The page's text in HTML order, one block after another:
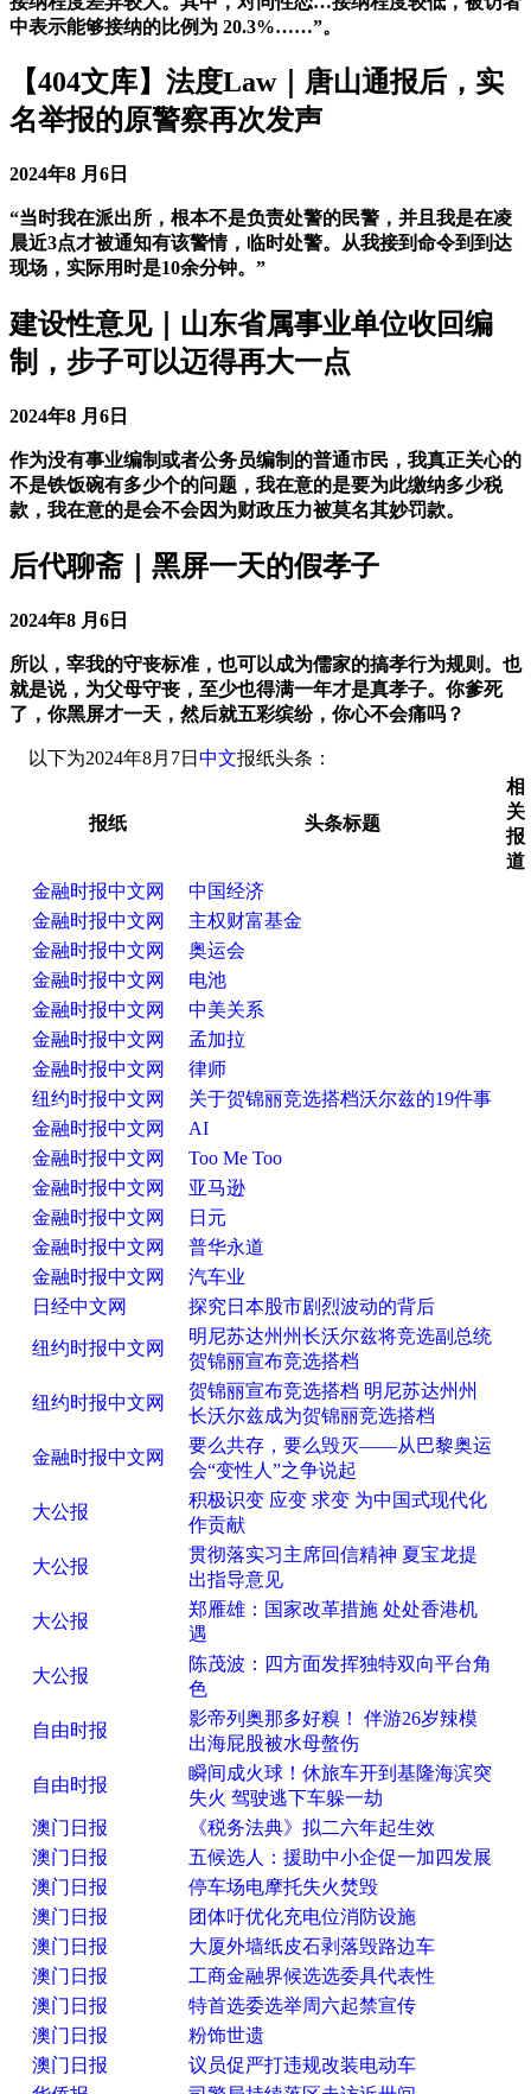
中表示能够接纳的比例为 20.3%……”。
【404文库】法度Law｜唐山通报后，实
名举报的原警察再次发声
2024年8 月6日
“当时我在派出所，根本不是负责处警的民警，并且我是在凌
晨近3点才被通知有该警情，临时处警。从我接到命令到到达
现场，实际用时是10余分钟。”
建设性意见｜山东省属事业单位收回编
制，步子可以迈得再大一点
2024年8 月6日
作为没有事业编制或者公务员编制的普通市民，我真正关心的
不是铁饭碗有多少个的问题，我在意的是要为此缴纳多少税
款，我在意的是会不会因为财政压力被莫名其妙罚款。
后代聊斋｜黑屏一天的假孝子
2024年8 月6日
所以，宰我的守丧标准，也可以成为儒家的搞孝行为规则。也
就是说，为父母守丧，至少也得满一年才是真孝子。你爹死
了，你黑屏才一天，然后就五彩缤纷，你心不会痛吗？
以下为2024年8月7日 中文报纸头条：
报纸 头条标题
相
关
报
道
金融时报中文网
中国经济
金融时报中文网
主权财富基金
金融时报中文网
奥运会
金融时报中文网
电池
金融时报中文网
中美关系
金融时报中文网
孟加拉
金融时报中文网
律师
纽约时报中文网
关于贺锦丽竞选搭档沃尔兹的19件事
金融时报中文网
AI
金融时报中文网
Too Me Too
金融时报中文网
亚马逊
金融时报中文网
日元
金融时报中文网
普华永道
金融时报中文网
汽车业
日经中文网
探究日本股市剧烈波动的背后
纽约时报中文网
明尼苏达州州长沃尔兹将竞选副总统
贺锦丽宣布竞选搭档
纽约时报中文网
贺锦丽宣布竞选搭档 明尼苏达州州
长沃尔兹成为贺锦丽竞选搭档
金融时报中文网
要么共存，要么毁灭——从巴黎奥运
会“变性人”之争说起
大公报
积极识变 应变 求变 为中国式现代化
作贡献
大公报
贯彻落实习主席回信精神 夏宝龙提
出指导意见
大公报
郑雁雄：国家改革措施 处处香港机
遇
大公报
陈茂波：四方面发挥独特双向平台角
色
自由时报
影帝列奥那多好糗！ 伴游26岁辣模
出海屁股被水母螫伤
自由时报
瞬间成火球！休旅车开到基隆海滨突
失火 驾驶逃下车躲一劫
澳门日报
《税务法典》拟二六年起生效
澳门日报
五候选人：援助中小企促一加四发展
澳门日报
停车场电摩托失火焚毁
澳门日报
团体吁优化充电位消防设施
澳门日报
大厦外墙纸皮石剥落毁路边车
澳门日报
工商金融界候选选委具代表性
澳门日报
特首选委选举周六起禁宣传
澳门日报
粉饰世遗
澳门日报
议员促严打违规改装电动车